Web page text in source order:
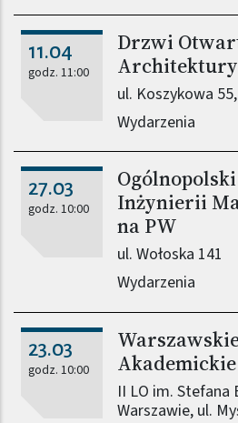
11.04
godz. 11:00
Drzwi
Architektury
ul. Koszykowa
Wydarzenia
27.03
godz. 10:00
Inżynierii
na PW
ul. Wołoska 141
Wydarzenia
23.03
godz. 10:00
Akademickie
II LO im.
Warszawie, ul.